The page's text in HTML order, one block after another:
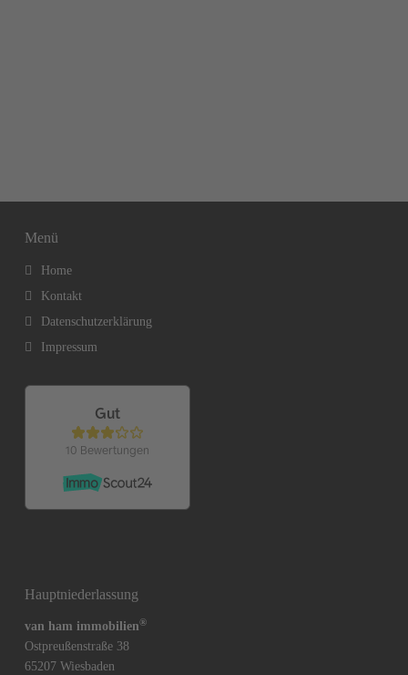
Menü
Home
Kontakt
Datenschutzerklärung
Impressum
Hauptniederlassung
van ham immobilien®
Ostpreußenstraße 38
65207 Wiesbaden